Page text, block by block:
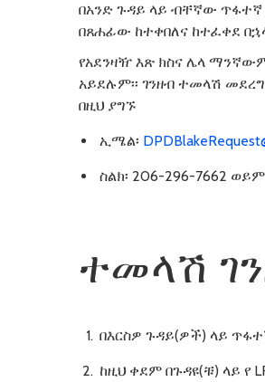
በአንድ ጉዳይ ላይ ብቸኛው ጥፋተኛ
በጸሐፊው ከተቀበለና ከተፈቀደ
የአደንዛዥ እጽ ክስና ሌላ
አይደሉም፡፡ ገንዘብ ተመላሽ
በዚህ ያግኙ
ኢሜል፡
ስልክ፡ 206-296-7662
ተመላሽ
በእርስዎ ጉዳይ(ዎች) ላይ
ከዚህ ቀደም በጉዳዩ(ቹ) ላይ የ